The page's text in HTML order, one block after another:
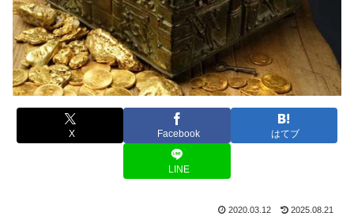
X Facebook はてブ
LINE
2020.03.12 2025.08.21